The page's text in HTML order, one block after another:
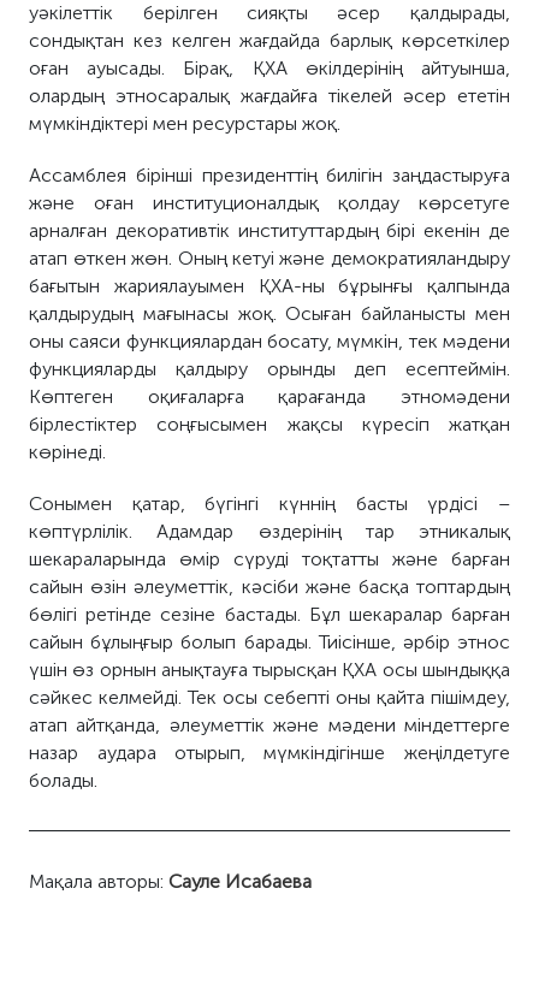
уәкілеттік берілген сияқты әсер қалдырады,
сондықтан кез келген жағдайда барлық көрсеткілер
оған ауысады. Бірақ, ҚХА өкілдерінің айтуынша,
олардың этносаралық жағдайға тікелей әсер ететін
мүмкіндіктері мен ресурстары жоқ.
Ассамблея бірінші президенттің билігін заңдастыруға
және оған институционалдық қолдау көрсетуге
арналған декоративтік институттардың бірі екенін де
атап өткен жөн. Оның кетуі және демократияландыру
бағытын жариялауымен ҚХА-ны бұрынғы қалпында
қалдырудың мағынасы жоқ. Осыған байланысты мен
оны саяси функциялардан босату, мүмкін, тек мәдени
функцияларды қалдыру орынды деп есептеймін.
Көптеген оқиғаларға қарағанда этномәдени
бірлестіктер соңғысымен жақсы күресіп жатқан
көрінеді.
Сонымен қатар, бүгінгі күннің басты үрдісі –
көптүрлілік. Адамдар өздерінің тар этникалық
шекараларында өмір сүруді тоқтатты және барған
сайын өзін әлеуметтік, кәсіби және басқа топтардың
бөлігі ретінде сезіне бастады. Бұл шекаралар барған
сайын бұлыңғыр болып барады. Тиісінше, әрбір этнос
үшін өз орнын анықтауға тырысқан ҚХА осы шындыққа
сәйкес келмейді. Тек осы себепті оны қайта пішімдеу,
атап айтқанда, әлеуметтік және мәдени міндеттерге
назар аудара отырып, мүмкіндігінше жеңілдетуге
болады.
Мақала авторы:Сауле Исабаева